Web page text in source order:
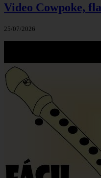
Video Cowpoke,
25/07/2026